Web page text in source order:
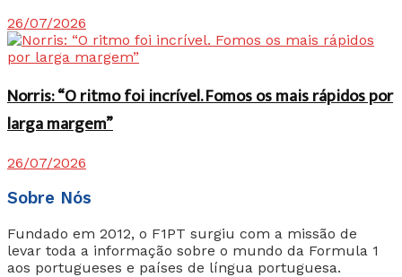
26/07/2026
Norris: “O ritmo foi incrível. Fomos os mais rápidos por
larga margem”
26/07/2026
Sobre Nós
Fundado em 2012, o F1PT surgiu com a missão de
levar toda a informação sobre o mundo da Formula 1
aos portugueses e países de língua portuguesa.